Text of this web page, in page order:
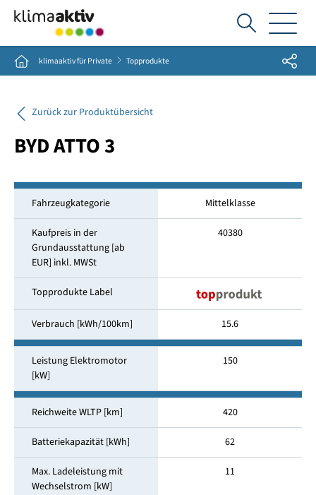
Ich
suche...
Home klimaaktiv für Private Topprodukte Share
Zurück zur Produktübersicht
BYD ATTO 3
Fahrzeugkategorie Mittelklasse
Kaufpreis in der
Grundausstattung [ab
EUR] inkl. MWSt
40380
Topprodukte Label
Verbrauch [kWh/100km] 15.6
Leistung Elektromotor
[kW]
150
Reichweite WLTP [km] 420
Batteriekapazität [kWh] 62
Max. Ladeleistung mit
Wechselstrom [kW]
11